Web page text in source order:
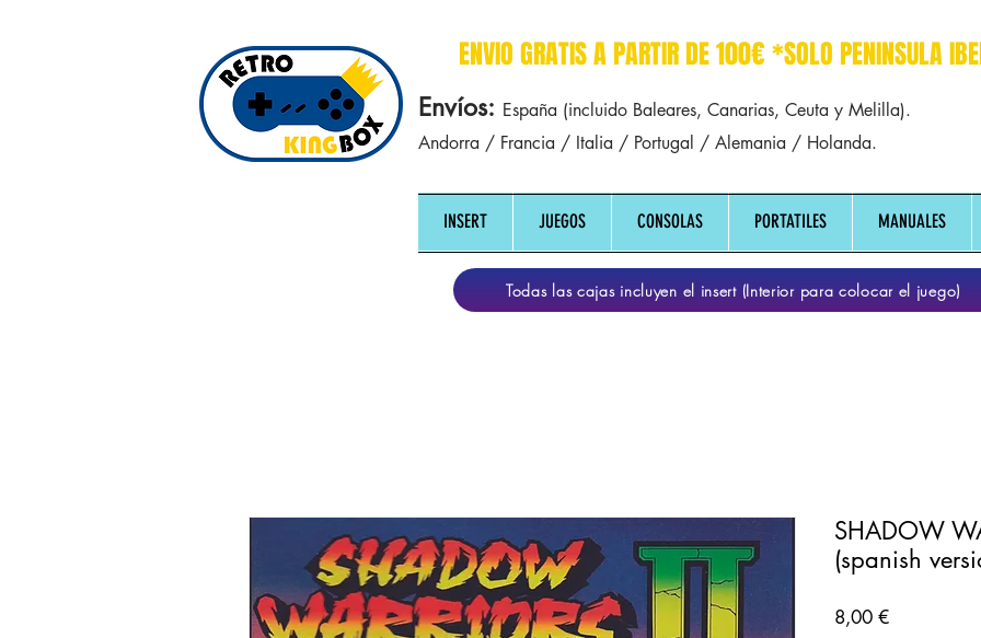
ENVIO GRATIS A PARTIR DE 100€ *SOLO PENINSULA
Envíos: España (incluido Baleares, Canarias, Ceuta y Melilla).
Andorra / Francia / Italia / Portugal / Alemania / Holanda.
INSERT JUEGOS CONSOLAS PORTATILES MANUALES
Todas las cajas incluyen el insert (Interior para colocar el juego)
SHADOW
(spanish
8,00 €Precio